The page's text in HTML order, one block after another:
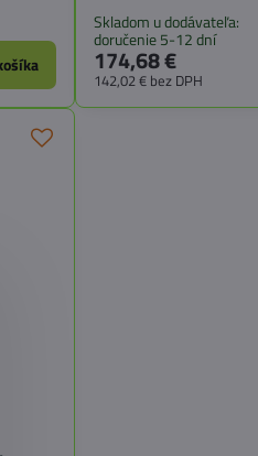
Skladom u dodávateľa:
doručenie 5-12 dní
174,68 €
142,02 € bez DPH